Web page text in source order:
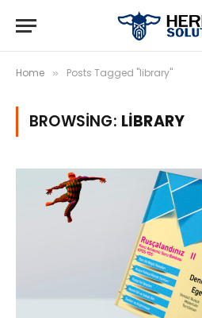
Home » Posts Tagged "library"
BROWSING: LIBRARY